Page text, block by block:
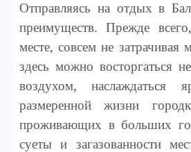
Отправляясь на отдых в
преимуществ. Прежде
месте, совсем не
здесь можно восторгаться
воздухом, наслаждаться
размеренной жизни
проживающих в больших
суеты и загазованности